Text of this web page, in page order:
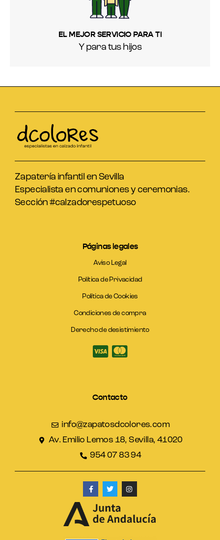
EL MEJOR SERVICIO PARA TI
Y para tus hijos
Zapatería infantil en Sevilla
Especialista en comuniones y ceremonias.
Sección #calzadorespetuoso
Páginas legales
Aviso Legal
Política de Privacidad
Política de Cookies
Condiciones de compra
Derecho de desistimiento
Contacto
info@zapatosdcolores.com
Av. Emilio Lemos 18, Sevilla, 41020
954 07 83 94